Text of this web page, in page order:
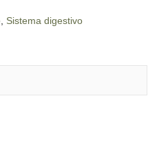
Sistema digestivo